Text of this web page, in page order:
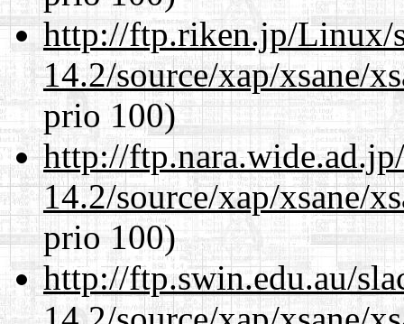
http://ftp.riken.jp/Linux/
14.2/source/xap/xsane/
prio 100)
http://
14.2/source/xap/xsane/
prio 100)
http://ftp.swin.edu.au/